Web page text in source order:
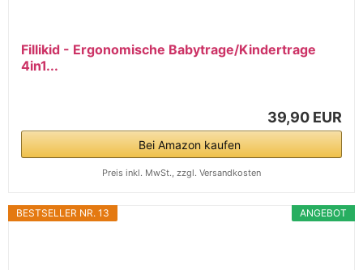
Fillikid - Ergonomische Babytrage/Kindertrage
4in1...
39,90 EUR
Bei Amazon kaufen
Preis inkl. MwSt., zzgl. Versandkosten
ANGEBOT
BESTSELLER NR. 13